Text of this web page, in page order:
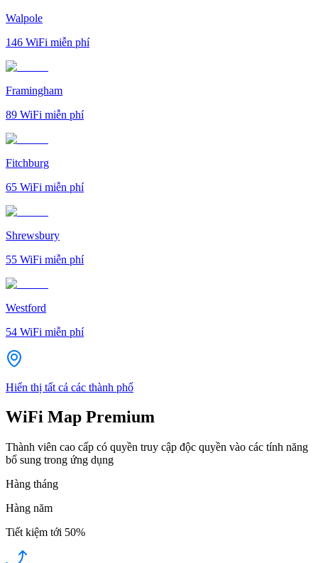
Walpole
146 WiFi miễn phí
Framingham
89 WiFi miễn phí
Fitchburg
65 WiFi miễn phí
Shrewsbury
55 WiFi miễn phí
Westford
54 WiFi miễn phí
Hiển thị tất cả các thành phố
WiFi Map Premium
Thành viên cao cấp có quyền truy cập độc quyền vào các tính năng
bổ sung trong ứng dụng
Hàng tháng
Hàng năm
Tiết kiệm tới 50%